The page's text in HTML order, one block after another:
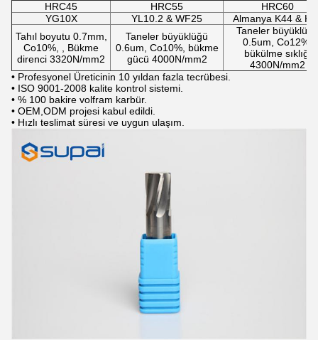
HRC45
HRC55
HRC60
YG10X
YL10.2 & WF25
Almanya K44 &
Tahıl boyutu 0.7mm,
Co10%, , Bükme
direnci 3320N/mm2
Taneler büyüklüğü
0.6um, Co10%, bükme
gücü 4000N/mm2
Taneler büyüklüğü
0.5um, Co12%,
bükülme sıklığı
4300N/mm2
• Profesyonel Üreticinin 10 yıldan fazla tecrübesi.
• ISO 9001-2008 kalite kontrol sistemi.
• % 100 bakire volfram karbür.
• OEM,ODM projesi kabul edildi.
• Hızlı teslimat süresi ve uygun ulaşım.